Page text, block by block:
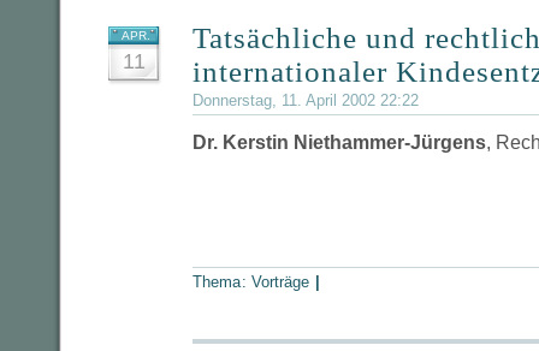
APR.
11
Tatsächliche und
internationaler
Donnerstag, 11. April 2002 22:22
Dr. Kerstin Niethammer-Jürgens,
Thema: Vorträge